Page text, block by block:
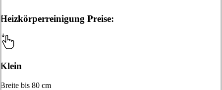
Heizkörperreinigung Preise:
Klein
Breite bis 80 cm